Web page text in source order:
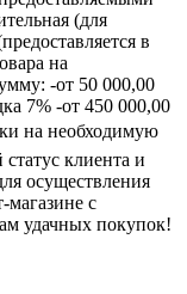
(для
в
на
-от 50 000,00
7% -от 450 000,00
на необходимую
клиента и
осуществления
с
удачных покупок!